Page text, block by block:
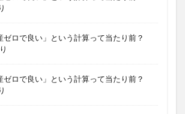
ゼロで良い」という計算って当たり前？
ゼロで良い」という計算って当たり前？